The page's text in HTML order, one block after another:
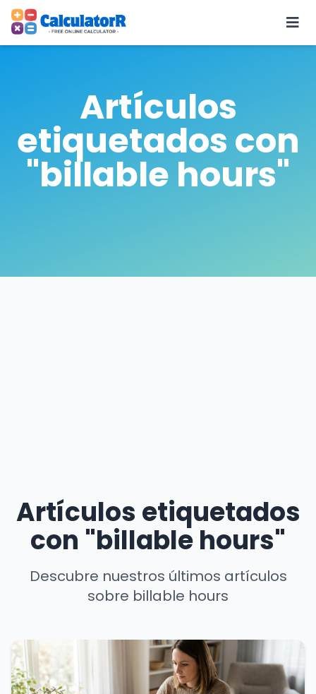
Artículos
etiquetados con
"billable hours"
Artículos etiquetados
con "billable hours"
Descubre nuestros últimos artículos
sobre billable hours